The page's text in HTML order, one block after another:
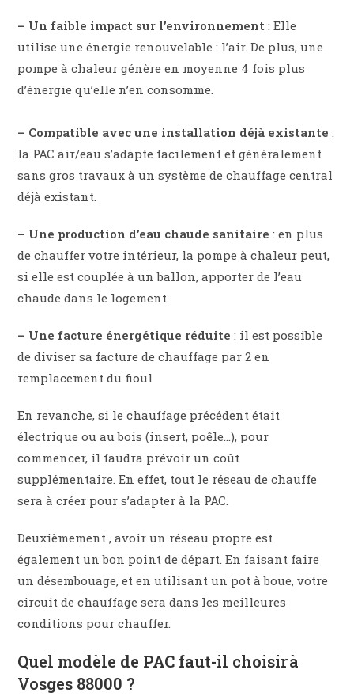
– Un faible impact sur l’environnement : Elle
utilise une énergie renouvelable : l’air. De plus, une
pompe à chaleur génère en moyenne 4 fois plus
d’énergie qu’elle n’en consomme.
– Compatible avec une installation déjà existante :
la PAC air/eau s’adapte facilement et généralement
sans gros travaux à un système de chauffage central
déjà existant.
– Une production d’eau chaude sanitaire : en plus
de chauffer votre intérieur, la pompe à chaleur peut,
si elle est couplée à un ballon, apporter de l’eau
chaude dans le logement.
– Une facture énergétique réduite : il est possible
de diviser sa facture de chauffage par 2 en
remplacement du fioul
En revanche, si le chauffage précédent était
électrique ou au bois (insert, poêle…), pour
commencer, il faudra prévoir un coût
supplémentaire. En effet, tout le réseau de chauffe
sera à créer pour s’adapter à la PAC.
Deuxièmement , avoir un réseau propre est
également un bon point de départ. En faisant faire
un désembouage, et en utilisant un pot à boue, votre
circuit de chauffage sera dans les meilleures
conditions pour chauffer.
Quel modèle de PAC faut-il choisir à
Vosges 88000 ?